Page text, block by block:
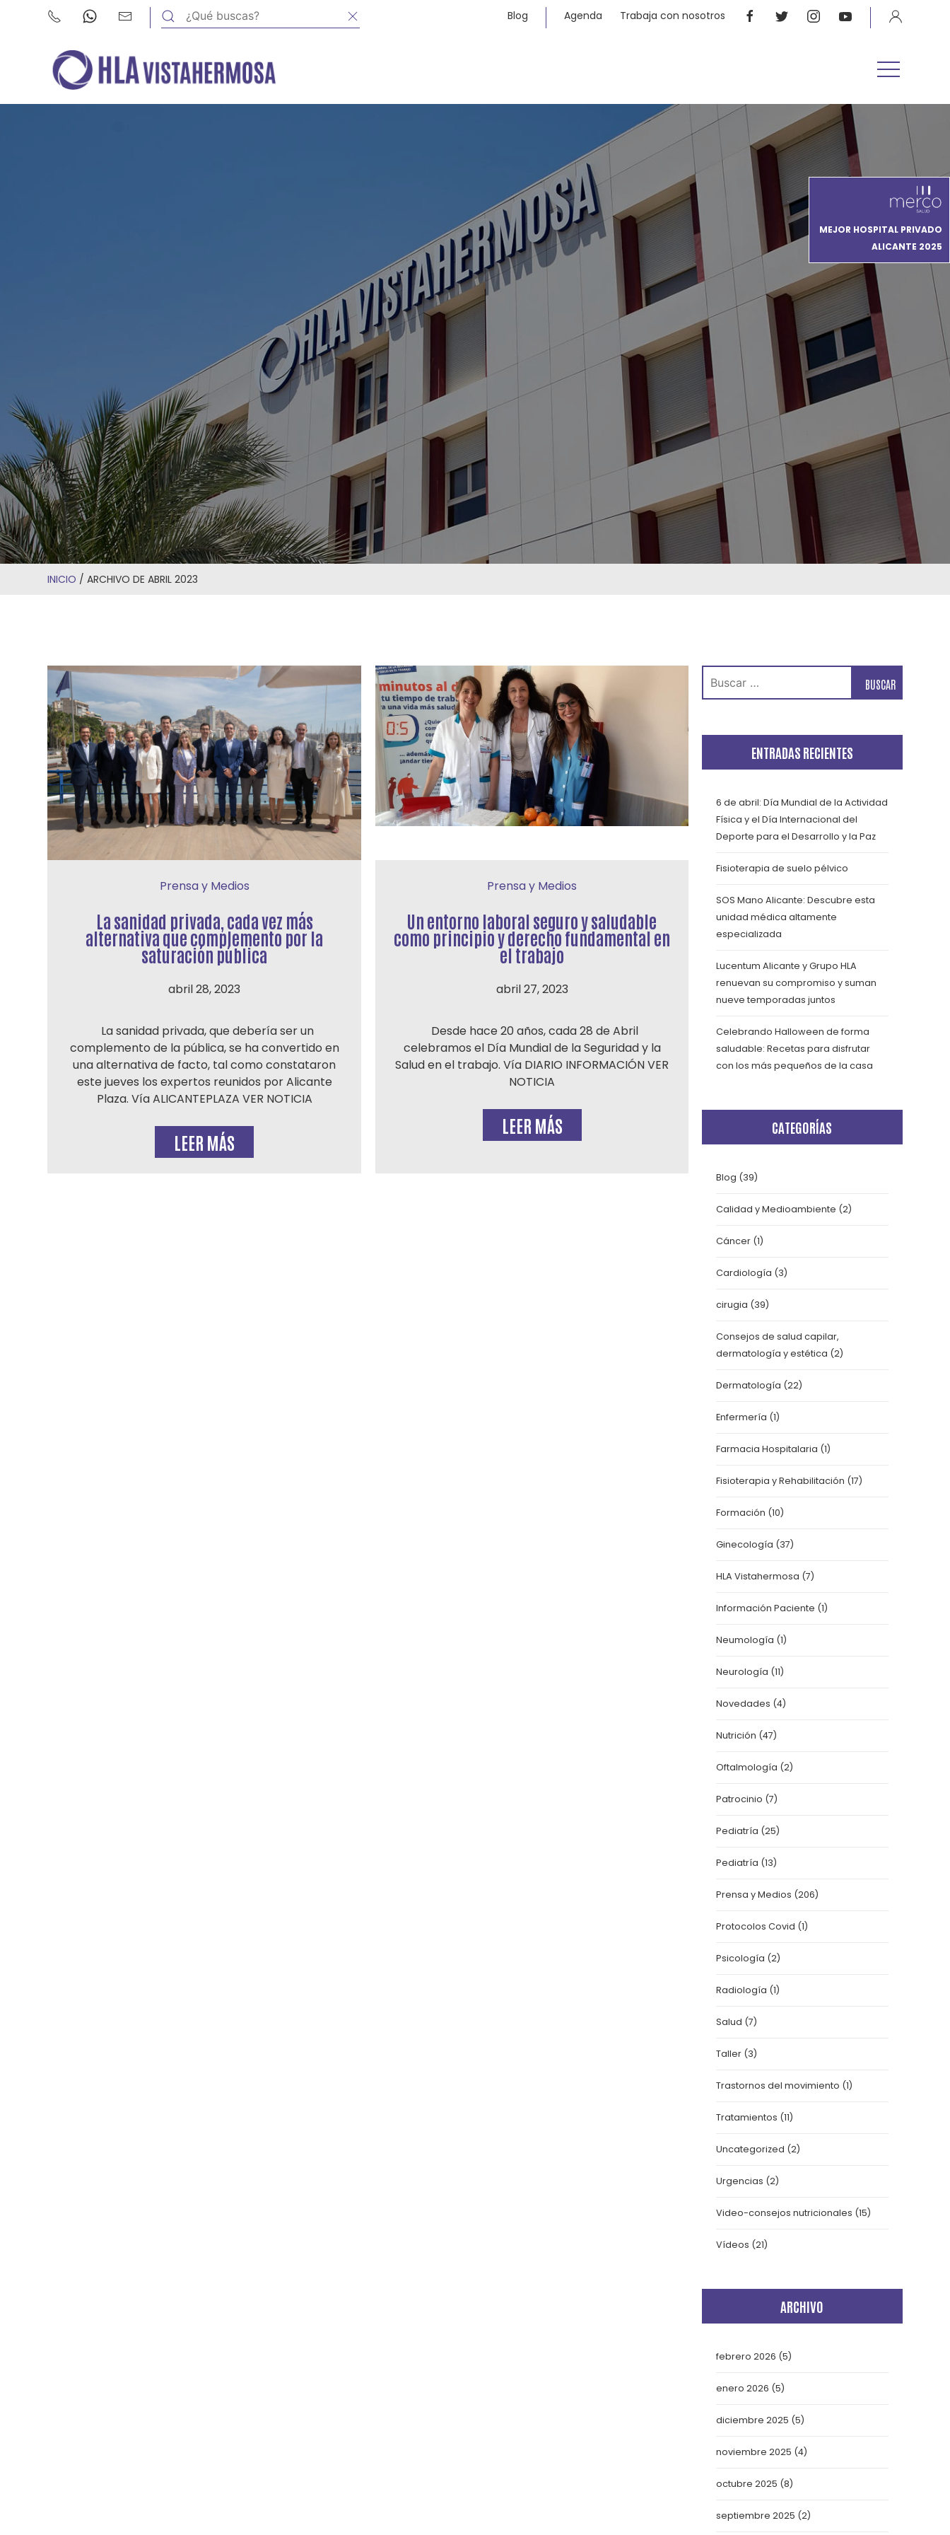
Blog Agenda Trabaja con nosotros
MEJOR HOSPITAL PRIVADO
ALICANTE 2025
INICIO /ARCHIVO DE ABRIL 2023
Prensa y Medios
La sanidad privada, cada vez más
alternativa que complemento por la
saturación pública
abril 28, 2023
La sanidad privada, que debería ser un
complemento de la pública, se ha convertido en
una alternativa de facto, tal como constataron
este jueves los expertos reunidos por Alicante
Plaza. Vía ALICANTEPLAZA VER NOTICIA
LEER MÁS
Prensa y Medios
Un entorno laboral seguro y saludable
como principio y derecho fundamental en
el trabajo
abril 27, 2023
Desde hace 20 años, cada 28 de Abril
celebramos el Día Mundial de la Seguridad y la
Salud en el trabajo. Vía DIARIO INFORMACIÓN VER
NOTICIA
LEER MÁS
ENTRADAS RECIENTES
6 de abril: Día Mundial de la Actividad
Física y el Día Internacional del
Deporte para el Desarrollo y la Paz
Fisioterapia de suelo pélvico
SOS Mano Alicante: Descubre esta
unidad médica altamente
especializada
Lucentum Alicante y Grupo HLA
renuevan su compromiso y suman
nueve temporadas juntos
Celebrando Halloween de forma
saludable: Recetas para disfrutar
con los más pequeños de la casa
CATEGORÍAS
Blog (39)
Calidad y Medioambiente (2)
Cáncer(1)
Cardiología (3)
cirugia (39)
Consejos de salud capilar,
dermatología y estética (2)
Dermatología (22)
Enfermería (1)
Farmacia Hospitalaria (1)
Fisioterapia y Rehabilitación (17)
Formación (10)
Ginecología (37)
HLA Vistahermosa (7)
Información Paciente (1)
Neumología (1)
Neurología (11)
Novedades (4)
Nutrición (47)
Oftalmología (2)
Patrocinio (7)
Pediatría (25)
Pediatría (13)
Prensa y Medios (206)
Protocolos Covid (1)
Psicología (2)
Radiología (1)
Salud (7)
Taller(3)
Trastornos del movimiento (1)
Tratamientos (11)
Uncategorized (2)
Urgencias (2)
Video-consejos nutricionales (15)
Vídeos (21)
ARCHIVO
febrero 2026 (5)
enero 2026 (5)
diciembre 2025 (5)
noviembre 2025 (4)
octubre 2025 (8)
septiembre 2025 (2)